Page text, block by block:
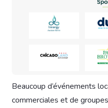
Beaucoup d’événements
commerciales et de